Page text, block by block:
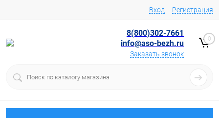
Вход Регистрация
8(800)302-7661
info@aso-bezh.ru
Заказать звонок
0